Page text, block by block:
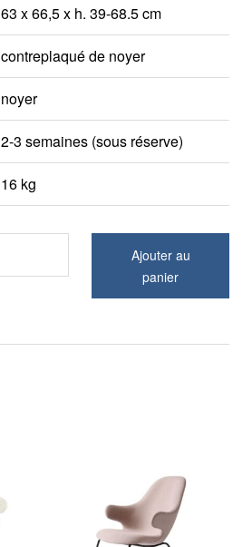
63 x 66,5 x h. 39-68.5 cm
contreplaqué de noyer
noyer
2-3 semaines (sous réserve)
16 kg
Ajouter au
panier